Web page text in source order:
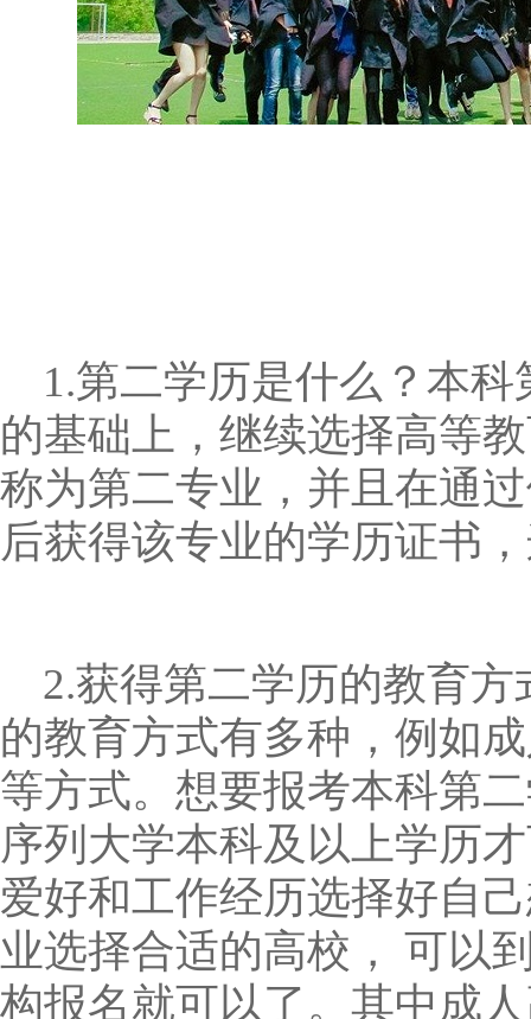
1.第二学历是什么？ 本科
的基础上，继续选择高等
称为第二专业，并且在通
后获得该专业的学历证书
2.获得第二学历的教育方
的教育方式有多种， 例如
等方式。想要报考本科第
序列大学本科及以上学历
爱好和工作经历选择好自
业选择合适的高校， 可以
构报名就可以了。其中成